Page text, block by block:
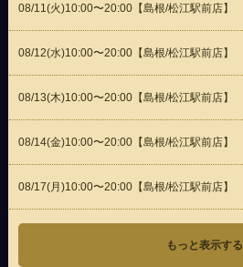
08/11(火)10:00〜20:00【島根/松江駅前店】
08/12(水)10:00〜20:00【島根/松江駅前店】
08/13(木)10:00〜20:00【島根/松江駅前店】
08/14(金)10:00〜20:00【島根/松江駅前店】
08/17(月 )10:00〜20:00【島根/松江駅前店】
もっと表示する